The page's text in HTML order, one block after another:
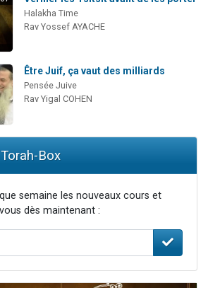
Halakha Time
Rav Yossef AYACHE
Être Juif, ça vaut des milliards
Pensée Juive
Rav Yigal COHEN
Box
semaine les nouveaux cours et
dès maintenant :